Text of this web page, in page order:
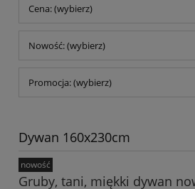
Cena: (wybierz)
Nowość: (wybierz)
Promocja: (wybierz)
Dywan 160x230cm
Gruby, tani, miękki dywan
nowość